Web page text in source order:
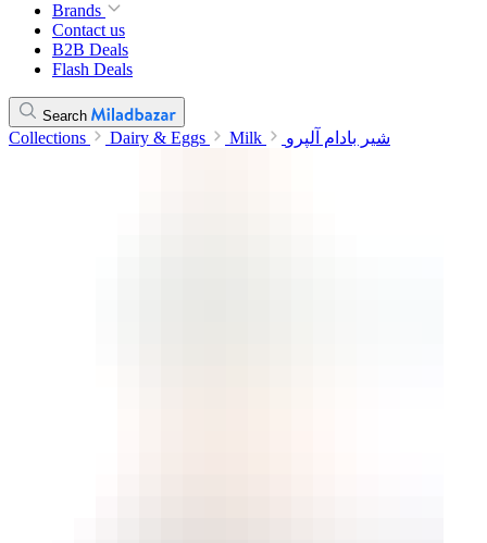
Brands
Contact us
B2B Deals
Flash Deals
Search
Collections Dairy & Eggs Milk شیر بادام آلپرو